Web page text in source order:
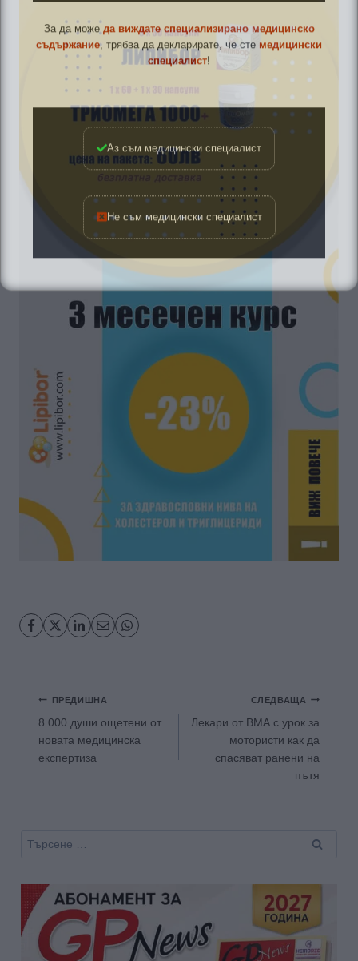
Навигация
ПРЕДИШНА
8 000 души ощетени от
новата медицинска
експертиза
СЛЕДВАЩА
Лекари от ВМА с урок за
мотористи как да
спасяват ранени на
пътя
Търсене
съдържание , трябва да декларирате, че стемедицински
специалист!
Аз съм медицински специалист
Не съм медицински специалист